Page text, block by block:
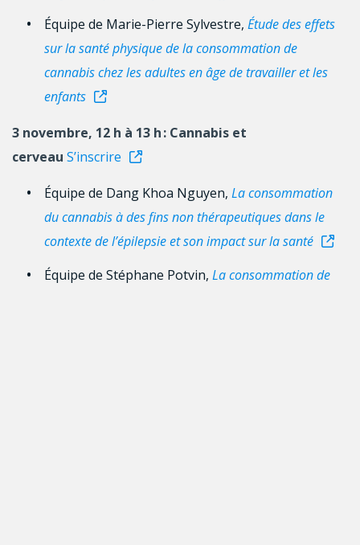
Équipe de Marie-Pierre Sylvestre, Étude des effets
sur la santé physique de la consommation de
cannabis chez les adultes en âge de travailler et les
enfants
3 novembre, 12 h à 13 h : Cannabis et
cerveau S’inscrire
Équipe de Dang Khoa Nguyen, La consommation
du cannabis à des fins non thérapeutiques dans le
contexte de l’épilepsie et son impact sur la santé
Équipe de Stéphane Potvin, La consommation de